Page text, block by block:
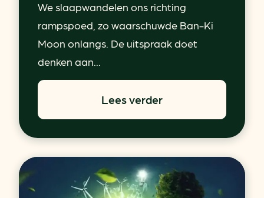
We slaapwandelen ons richting
rampspoed, zo waarschuwde Ban-Ki
Moon onlangs. De uitspraak doet
denken aan...
Lees verder